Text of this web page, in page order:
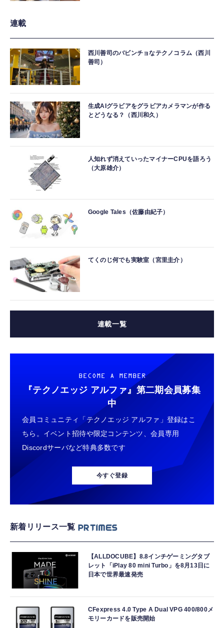
連載
西川善司のバビンチョなテクノコラム（西川
善司）
生成AIグラビアをグラビアカメラマンが作る
とどうなる？（西川和久）
人知れず消えていったマイナーCPUを語ろう
（大原雄介）
Google Tales（佐藤由紀子）
てくのじ何でも実験室（宮里圭介）
連載一覧
BECOME A MEMBER
『テクノエッジ アルファ』 第二期会員募集
中
会員コミュニティ「テクノエッジ アルファ」登録はこ
ちら。イベント招待や限定コンテンツ、会員専用
Discordサーバなど特典多数です
今すぐ登録
新着リリース一覧
【ALLDOCUBE】8.8インチゲーミングタブ
レット「iPlay 80 mini Turbo」を8月13日に
日本で世界最速発売
CFexpress 4.0 Type A Dual VPG 400/800メ
モリーカードを販売開始